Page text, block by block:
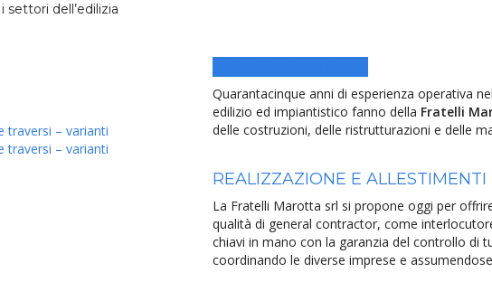
traversi – varianti
traversi – varianti
dell’edilizia
Quarantacinque anni di esperienza operativa
edilizio ed impiantistico fanno della Fratelli
delle costruzioni, delle ristrutturazioni e delle
REALIZZAZIONE E ALLESTIMENTI
La Fratelli Marotta srl si propone oggi per
qualità di general contractor, come
chiavi in mano con la garanzia del controllo di
coordinando le diverse imprese e